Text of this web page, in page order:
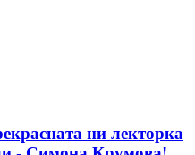
ни лекторка